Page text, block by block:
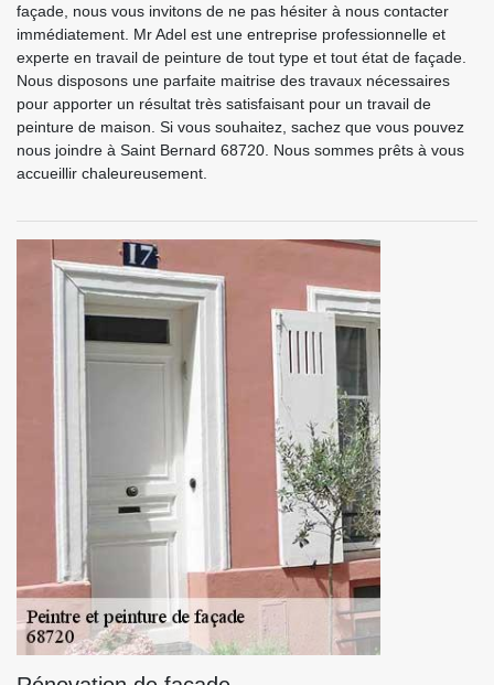
façade, nous vous invitons de ne pas hésiter à nous contacter
immédiatement. Mr Adel est une entreprise professionnelle et
experte en travail de peinture de tout type et tout état de façade.
Nous disposons une parfaite maitrise des travaux nécessaires
pour apporter un résultat très satisfaisant pour un travail de
peinture de maison. Si vous souhaitez, sachez que vous pouvez
nous joindre à Saint Bernard 68720. Nous sommes prêts à vous
accueillir chaleureusement.